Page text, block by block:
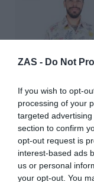
ZAS - Do Not
If you wish to opt-
processing of your
targeted
section to confirm
opt-out request is
interest-based ads
us or personal
your opt-out. You
Camisa de
estampados de
★★★★★
★★★★★
6, €